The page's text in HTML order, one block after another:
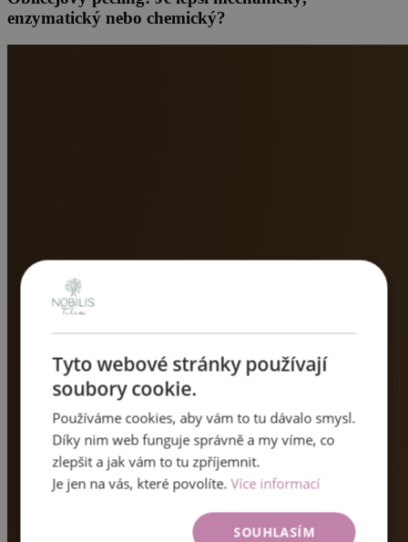
enzymatický nebo chemický?
Tyto webové stránky používají
soubory cookie.
Používáme cookies, aby vám to tu dávalo smysl.
Díky nim web funguje správně a my víme, co
zlepšit a jak vám to tu zpříjemnit.
Je jen na vás, které povolíte.Více informací
SOUHLASÍM